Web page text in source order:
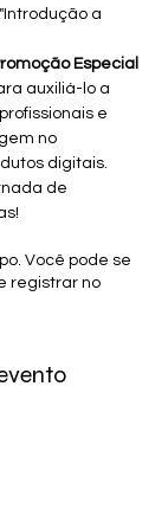
a
Especial
auxiliá-lo a
e
no
digitais.
de
Você pode se
registrar no